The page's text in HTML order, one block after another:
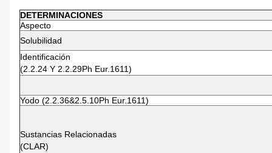
DETERMINACIONES
Aspecto
Solubilidad
Identificación
(2.2.24 Y 2.2.29Ph Eur.1611)
Yodo (2.2.36&2.5.10Ph Eur.1611)
Sustancias Relacionadas
(CLAR)